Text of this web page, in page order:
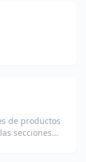
de productos
secciones